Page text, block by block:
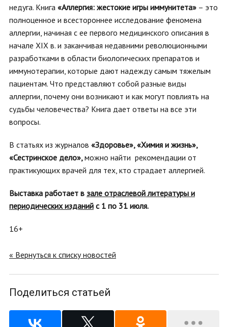
недуга. Книга «Аллергия: жестокие игры иммунитета» – это
полноценное и всестороннее исследование феномена
аллергии, начиная с ее первого медицинского описания в
начале XIX в. и заканчивая недавними революционными
разработками в области биологических препаратов и
иммунотерапии, которые дают надежду самым тяжелым
пациентам. Что представляют собой разные виды
аллергии, почему они возникают и как могут повлиять на
судьбы человечества? Книга дает ответы на все эти
вопросы.
В статьях из журналов «Здоровье», «Химия и жизнь»,
«Сестринское дело»,можно найти рекомендации от
практикующих врачей для тех, кто страдает аллергией.
Выставка работает в зале отраслевой литературы и
периодических изданий с 1 по 31 июля.
16+
« Вернуться к списку новостей
Поделиться статьей